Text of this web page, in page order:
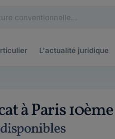
L'actualité juridique
à Paris 10ème